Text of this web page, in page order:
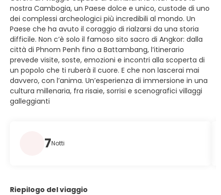
nostra Cambogia, un Paese dolce e unico, custode di uno
dei complessi archeologici più incredibili al mondo. Un
Paese che ha avuto il coraggio di rialzarsi da una storia
difficile. Non c’è solo il famoso sito sacro di Angkor: dalla
città di Phnom Penh fino a Battambang, l’itinerario
prevede visite, soste, emozioni e incontri alla scoperta di
un popolo che ti ruberà il cuore. E che non lascerai mai
davvero, con l’anima. Un’esperienza di immersione in una
cultura millenaria, fra risaie, sorrisi e scenografici villaggi
galleggianti
7Notti
Riepilogo del viaggio